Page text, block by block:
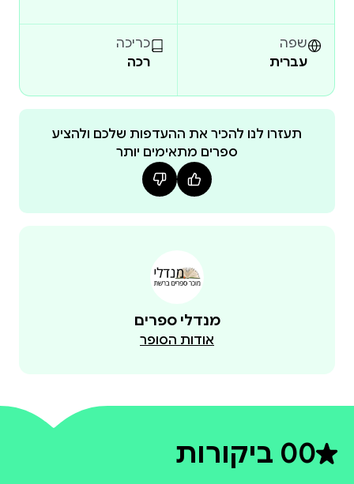
שפה
עברית
כריכה
רכה
תעזרו לנו להכיר את ההעדפות שלכם ולהציע
ספרים מתאימים יותר
מנדלי ספרים
אודות הסופר
0דירוג ממוצע 0 מתוך 5
0 ביקורות